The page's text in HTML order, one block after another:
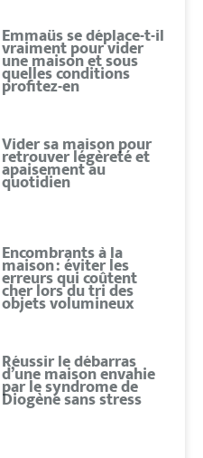
Emmaüs se déplace-t-il
vraiment pour vider
une maison et sous
quelles conditions
profitez-en
Vider sa maison pour
retrouver légèreté et
apaisement au
quotidien
Encombrants à la
maison : éviter les
erreurs qui coûtent
cher lors du tri des
objets volumineux
Réussir le débarras
d’une maison envahie
par le syndrome de
Diogène sans stress